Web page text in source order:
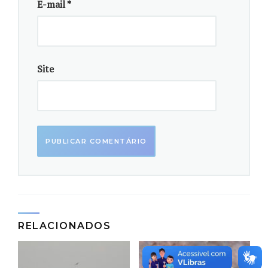
O engenheiro ambiental e sanitário Alan D’Oliveira
Correa, que também participou da pesquisa, alerta
modos de vida tradicionais”.
Caracterizada por formações vegetais em zonas
arenosas de planícies costeiras, a restinga é
E-mail*
Site
RELACIONADOS